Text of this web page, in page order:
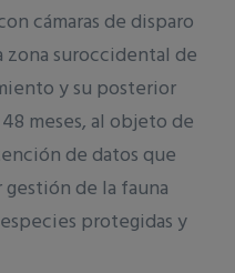
cámaras de disparo
suroccidental de
y su posterior
meses, al objeto de
de datos que
de la fauna
protegidas y